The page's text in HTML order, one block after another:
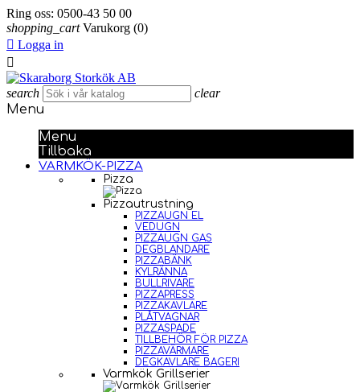
Ring oss: 0500-43 50 00
shopping_cart Varukorg (0)
 Logga in

search clear
Menu
Menu
Tillbaka
VARMKÖK-PIZZA
Pizza
Pizzautrustning
PIZZAUGN EL
VEDUGN
PIZZAUGN GAS
DEGBLANDARE
PIZZABÄNK
KYLRÄNNA
BULLRIVARE
PIZZAPRESS
PIZZAKAVLARE
PLÅTVAGNAR
PIZZASPADE
TILLBEHÖR FÖR PIZZA
PIZZAVÄRMARE
DEGKAVLARE BAGERI
Varmkök Grillserier